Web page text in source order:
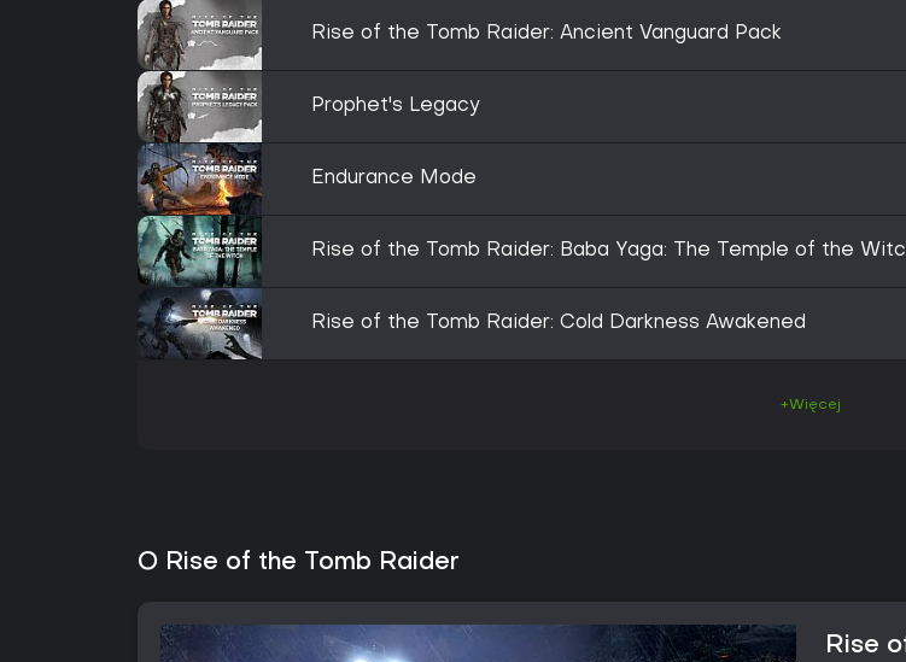
Rise of the Tomb Raider: Ancient Vanguard Pack
Prophet's Legacy
Endurance Mode
Rise of the Tomb Raider: Baba Yaga: The Temple of the
Rise of the Tomb Raider: Cold Darkness Awakened
+Więcej
O Rise of the Tomb Raider
Rise